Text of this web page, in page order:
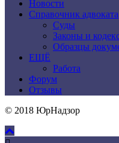
Новости
Справочник адвоката
Суды
Законы и
Образцы
ЕЩЁ
Работа
Форум
Отзывы
© 2018 ЮрНадзор